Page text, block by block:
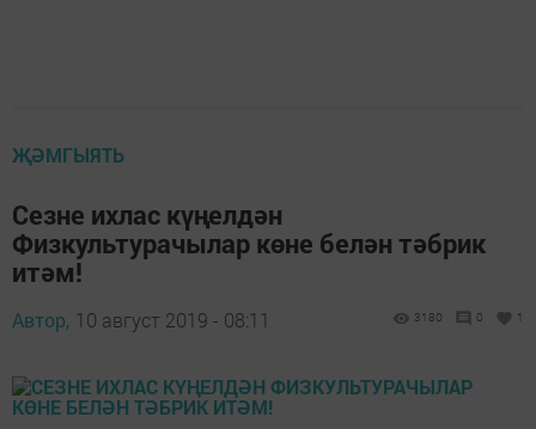
ҖӘМГЫЯТЬ
Сезне ихлас күңелдән
Физкультурачылар көне белән тәбрик
итәм!
Автор, 10 август 2019 - 08:11 3180 0 1